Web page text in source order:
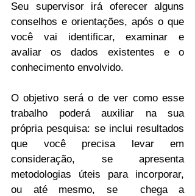
Seu supervisor irá oferecer alguns
conselhos e orientações, após o que
você vai identificar, examinar e
avaliar os dados existentes e o
conhecimento envolvido.
O objetivo será o de ver como esse
trabalho poderá auxiliar na sua
própria pesquisa: se inclui resultados
que você precisa levar em
consideração, se apresenta
metodologias úteis para incorporar,
ou até mesmo, se  chega a